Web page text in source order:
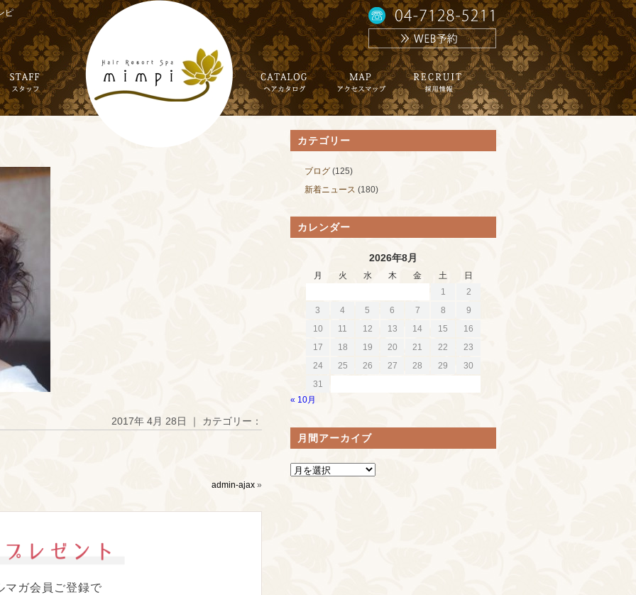
ピ
2017年 4月 28日 ｜ カテゴリー：
admin-ajax »
マガ会員ご登録で
カテゴリー
ブログ (125)
新着ニュース (180)
カレンダー
2026年8月
月 火 水 木 金 土
日
1
2
3
4 5 6 7 8
9
10
11 12 13 14 15
16
17
18 19 20 21 22
23
24
25 26 27 28 29
30
31
« 10月
月間アーカイブ